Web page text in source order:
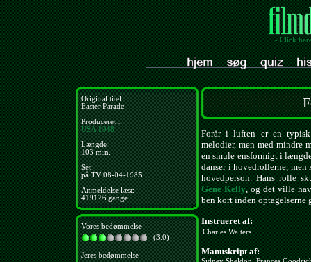
- Click
Original titel:
Easter Parade
Produceret i:
USA 1948
Længde:
103 min.
Set:
på TV 08-04-1985
Anmeldelse læst:
419126 gange
Vores bedømmelse
(3.0)
Jeres bedømmelse
Forår i luften er en typisk
melodier, men med mindre
en smule ensformigt i
danser i hovedrollerne,
hovedperson. Hans rolle
Gene Kelly, og det ville
ben kort inden optagelserne
Instrueret af:
Charles Walters
Manuskript af: